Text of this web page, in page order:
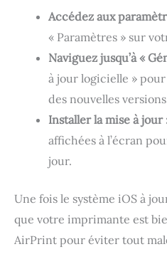
Accédez aux
« Paramètres » sur
Naviguez jusqu’à «
à jour logicielle »
des nouvelles
Installer la mise à jour
affichées à l’écran
jour.
Une fois le système iOS à
que votre imprimante est
AirPrint pour éviter tout